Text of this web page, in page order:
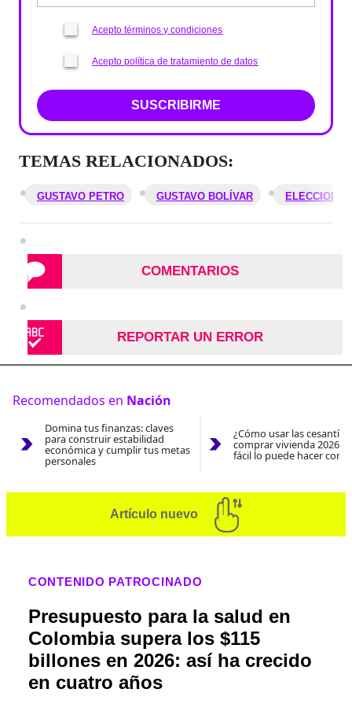
Acepto términos y condiciones
Acepto política de tratamiento de datos
SUSCRIBIRME
TEMAS RELACIONADOS:
GUSTAVO PETRO GUSTAVO BOLÍVAR ELECCIONES
COMENTARIOS
REPORTAR UN ERROR
Recomendados en Nación
Domina tus finanzas: claves
para construir estabilidad
económica y cumplir tus metas
personales
¿Cómo usar las
comprar vivienda 2026?
fácil lo puede hacer con
Artículo nuevo
CONTENIDO PATROCINADO
Presupuesto para la salud en
Colombia supera los $115
billones en 2026: así ha crecido
en cuatro años